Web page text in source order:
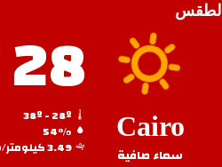
الطقس
Cairo
سماء صافية
28
54%
3.49 كيلومتر/ساعة